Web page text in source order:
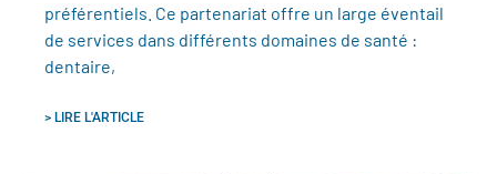
préférentiels. Ce partenariat offre un large éventail
de services dans différents domaines de santé :
dentaire,
> LIRE L'ARTICLE